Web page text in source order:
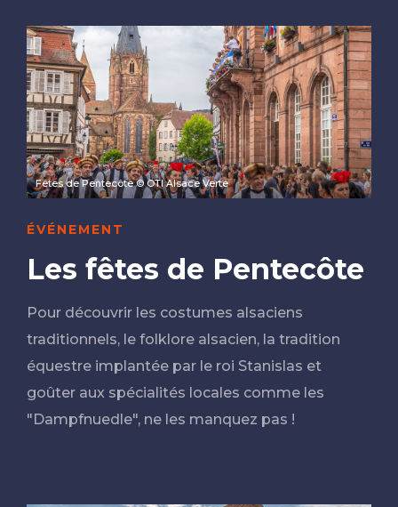
Fêtes de Pentecôte © OTI Alsace Verte
ÉVÉNEMENT
Les fêtes de Pentecôte
Pour découvrir les costumes alsaciens
traditionnels, le folklore alsacien, la tradition
équestre implantée par le roi Stanislas et
goûter aux spécialités locales comme les
"Dampfnuedle", ne les manquez pas !